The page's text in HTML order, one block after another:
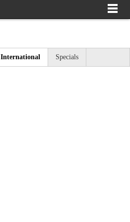
International Specials